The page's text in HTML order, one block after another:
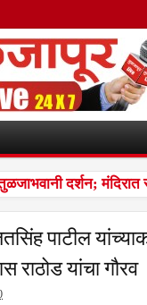
दर्शन; मंदिरात
शेळ्या ठार, दोन
दर्शन; मंदिरात
पाटील
राठोड यांचा गौरव